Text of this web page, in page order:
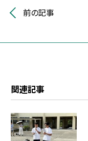
前の記事
関連記事